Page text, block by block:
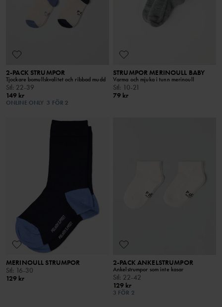
2-PACK STRUMPOR
Tjockare bomullskvalitet och ribbad mudd
Stl: 22-39
149 kr
ONLINE ONLY 3 FÖR 2
STRUMPOR MERINOULL BABY
Varma och mjuka i tunn merinoull
Stl: 10-21
79 kr
MERINOULL STRUMPOR
Stl: 16-30
129 kr
2-PACK ANKELSTRUMPOR
Ankelstrumpor som inte kasar
Stl: 22-42
129 kr
3 FÖR 2